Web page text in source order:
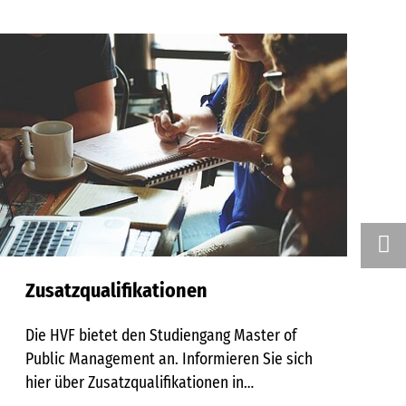
Zusatzqualifikationen
Die HVF bietet den Studiengang Master of
Public Management an. Informieren Sie sich
hier über Zusatzqualifikationen in…